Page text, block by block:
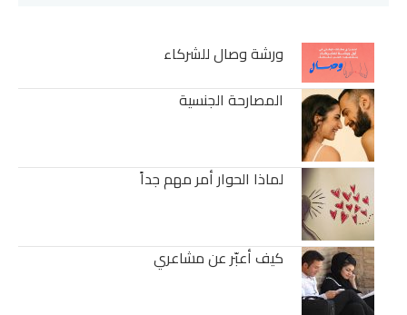
ورشة وصال للشركاء
المصارحة الجنسية
لماذا الحوار أمر مهم جداً
كيف أعبّر عن مشاعري